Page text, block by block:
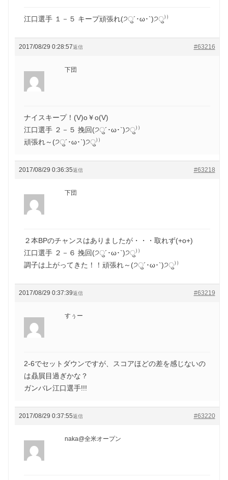
江口選手 １－５ キープ頑張れ(੭ु´･ω･`)੭ु⁾⁾
2017/08/29 0:28:57 #63216
返信
下団
ナイスキープ！(V)o￥o(V)
江口選手 ２－５ 挽回(੭ु´･ω･`)੭ु⁾⁾
頑張れ～(੭ु´･ω･`)੭ु⁾⁾
2017/08/29 0:36:35 #63218
返信
下団
２本BPのチャンスはありましたが・・・取れず(+o+)
江口選手 ２－６ 挽回(੭ु´･ω･`)੭ु⁾⁾
調子は上がってきた！！頑張れ～(੭ु´･ω･`)੭ु⁾⁾
2017/08/29 0:37:39 #63219
返信
すぅー
2-6でセットダウンですが、スコアほどの差を感じないの
は贔屓目過ぎかな？
ガンバレ江口選手!!!
2017/08/29 0:37:55 #63220
返信
naka@全米オープン